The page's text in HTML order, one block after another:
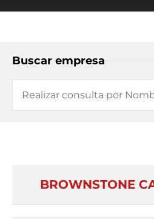
Buscar empresa
BROWNSTONE